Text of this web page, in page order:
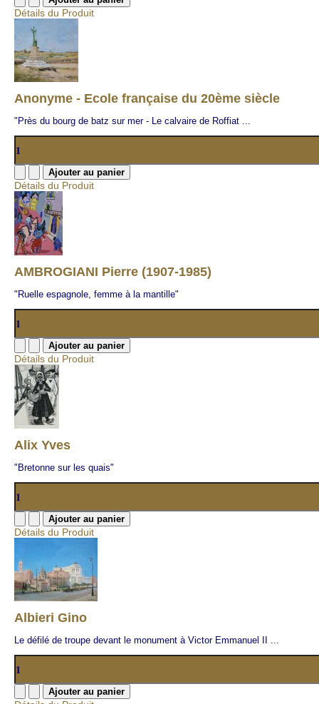
Détails du Produit
Anonyme - Ecole française du 20ème siècle
"Près du bourg de batz sur mer - Le calvaire de Roffiat ...
Détails du Produit
AMBROGIANI Pierre (1907-1985)
"Ruelle espagnole, femme à la mantille"
Détails du Produit
Alix Yves
"Bretonne sur les quais"
Détails du Produit
Albieri Gino
Le défilé de troupe devant le monument à Victor Emmanuel II ...